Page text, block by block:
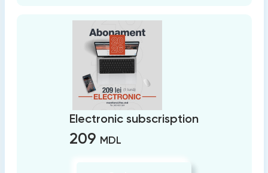
Electronic subscrisption
209 MDL